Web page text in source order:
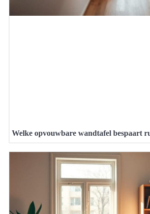
Welke opvouwbare wandtafel bespaart